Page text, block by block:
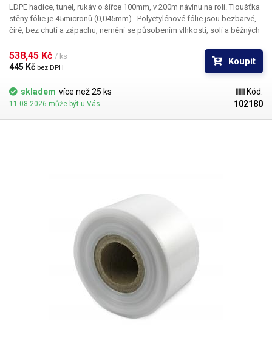
LDPE hadice, tunel, rukáv o šířce 100mm, v 200m návinu na roli. Tloušťka
stěny fólie je 45micronů (0,045mm). ​Polyetylénové fólie jsou bezbarvé,
čiré, bez chuti a zápachu, nemění se působením vlhkosti, soli a běžných
odolné proti mrazu a vlhkosti. Fólie je vhodná pro výrobu pytlů, sáčků a
obalů jakéhokoliv zboží. PE fólie jsou zdravotně nezávadné, 100%
recyklovatelné a jsou vhodné i pro balení potravin (certifikát k
dispozici). Jako obalový prostředek splňují požadavky zákona č.
477/2001 Sb. (zákon o obalech). Ideální pro svařování všemi impulsními
svářečkami z naší nabídky. Cena je za roli 200 metrů. Materiál: LD-PE
(Low Density Polyethylen) Tloušťka materiálu: 45micron (0,045mm)*2
538,45 Kč / ks
445 Kč bez DPH
Koupit
skladem více než 25 ks
11.08.2026 může být u Vás
Kód:
102180